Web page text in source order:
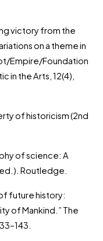
victory from the
on a theme in
Empire/Foundation
in the Arts, 12(4),
of historicism (2nd
of science: A
Routledge.
future history:
of Mankind.” The